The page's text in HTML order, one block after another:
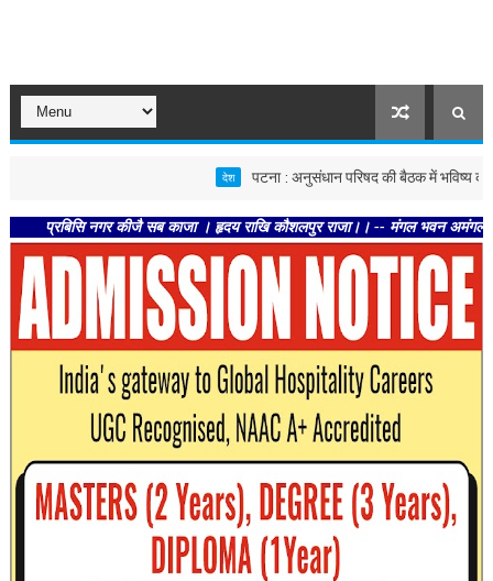
पटना : अनुसंधान परिषद की बैठक में भविष्य की कृषि
नगर कीजै सब काजा । हृदय राखि कौशलपुर राजा।। -- मंगल भवन अमंगल हारी।